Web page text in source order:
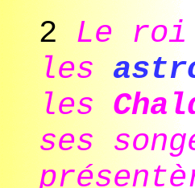
2 Le
les
les
ses